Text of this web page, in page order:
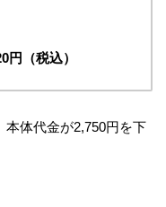
（税込）
本体代金が2,750円を下